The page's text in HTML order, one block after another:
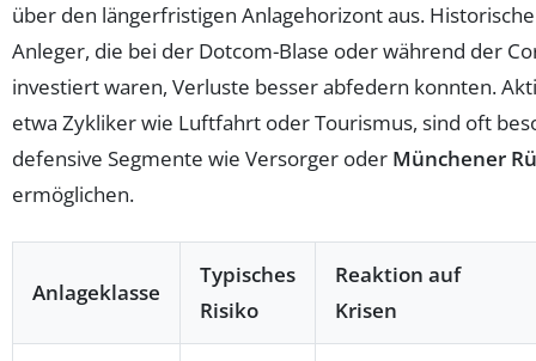
über den längerfristigen Anlagehorizont aus.
Anleger, die bei der Dotcom-Blase oder während der
investiert waren, Verluste besser abfedern konnten.
etwa Zykliker wie Luftfahrt oder Tourismus, sind oft
defensive Segmente wie Versorger oder Münchener
ermöglichen.
Anlageklasse
Typisches
Risiko
Reaktion auf
Krisen